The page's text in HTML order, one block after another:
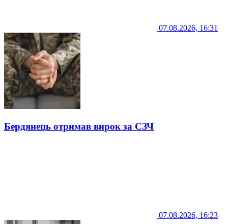
07.08.2026, 16:31
Бердянець отримав вирок за СЗЧ
07.08.2026, 16:23